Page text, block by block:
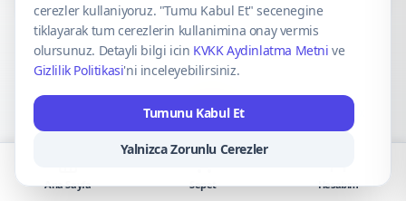
VISA Mastercard
cerezler kullaniyoruz. "Tumu Kabul Et" secenegine
tiklayarak tum cerezlerin kullanimina onay vermis
olursunuz. Detayli bilgi icin KVKK Aydinlatma Metni ve
Gizlilik Politikasi'ni inceleyebilirsiniz.
Tumunu Kabul Et
Yalnizca Zorunlu Cerezler
Ana Sayfa Sepet Hesabım